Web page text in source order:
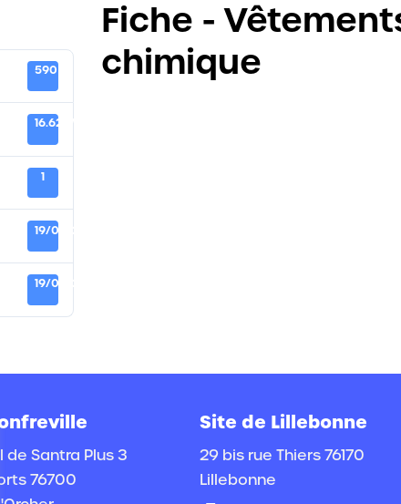
590
16.62 MB
1
19/09/2025
19/09/2025
Fiche -
chimique
Santra Plus 3
76700
Site de Lillebonne
29 bis rue Thiers 76170
Lillebonne